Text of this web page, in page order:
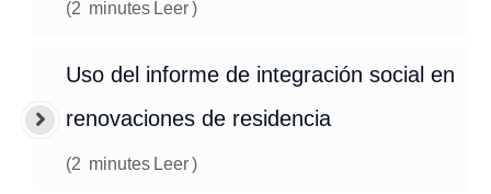
(2 minutes Leer)
Uso del informe de integración social en
renovaciones de residencia
(2 minutes Leer)